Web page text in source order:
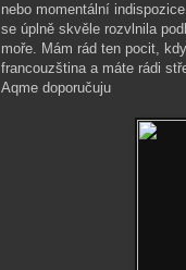
nebo momentální
se úplně skvěle rozvlnila
moře. Mám rád ten pocit,
francouzština a máte rádi
Aqme doporučuju